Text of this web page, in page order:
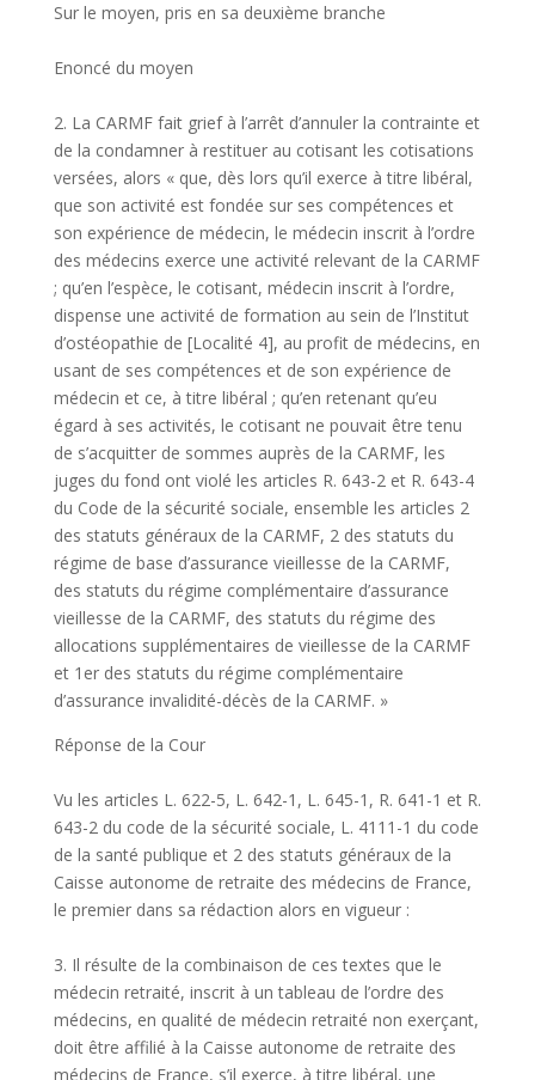
Sur le moyen, pris en sa deuxième branche
Enoncé du moyen
2. La CARMF fait grief à l’arrêt d’annuler la contrainte et
de la condamner à restituer au cotisant les cotisations
versées, alors « que, dès lors qu’il exerce à titre libéral,
que son activité est fondée sur ses compétences et
son expérience de médecin, le médecin inscrit à l’ordre
des médecins exerce une activité relevant de la CARMF
; qu’en l’espèce, le cotisant, médecin inscrit à l’ordre,
dispense une activité de formation au sein de l’Institut
d’ostéopathie de [Localité 4], au profit de médecins, en
usant de ses compétences et de son expérience de
médecin et ce, à titre libéral ; qu’en retenant qu’eu
égard à ses activités, le cotisant ne pouvait être tenu
de s’acquitter de sommes auprès de la CARMF, les
juges du fond ont violé les articles R. 643-2 et R. 643-4
du Code de la sécurité sociale, ensemble les articles 2
des statuts généraux de la CARMF, 2 des statuts du
régime de base d’assurance vieillesse de la CARMF,
des statuts du régime complémentaire d’assurance
vieillesse de la CARMF, des statuts du régime des
allocations supplémentaires de vieillesse de la CARMF
et 1er des statuts du régime complémentaire
d’assurance invalidité-décès de la CARMF. »
Réponse de la Cour
Vu les articles L. 622-5, L. 642-1, L. 645-1, R. 641-1 et R.
643-2 du code de la sécurité sociale, L. 4111-1 du code
de la santé publique et 2 des statuts généraux de la
Caisse autonome de retraite des médecins de France,
le premier dans sa rédaction alors en vigueur :
3. Il résulte de la combinaison de ces textes que le
médecin retraité, inscrit à un tableau de l’ordre des
médecins, en qualité de médecin retraité non exerçant,
doit être affilié à la Caisse autonome de retraite des
médecins de France, s’il exerce, à titre libéral, une